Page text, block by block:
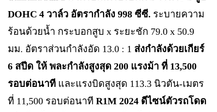
DOHC 4 วาล์ว อัตรากำลัง 998 ซีซี. ระบายความ
ร้อนด้วยน้ำ กระบอกสูบ x ระยะชัก 79.0 x 50.9
มม. อัตราส่วนกำลังอัด 13.0 : 1 ส่งกำลังด้วยเกียร์
6 สปีด ให้ พละกำลังสูงสุด 200 แรงม้า ที่ 13,500
รอบต่อนาที และแรงบิดสูงสุด 113.3 นิวตัน-เมตร
ที่ 11,500 รอบต่อนาที R1M 2024 ดีไซน์ตัวรถโดด